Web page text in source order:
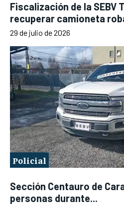
Fiscalización de la SEBV
recuperar camioneta
29 de julio de 2026
Policial
Sección Centauro de
personas durante...